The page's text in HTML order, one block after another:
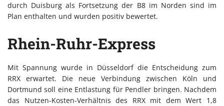
durch Duisburg als Fortsetzung der B8 im Norden sind im
Plan enthalten und wurden positiv bewertet.
Rhein-Ruhr-Express
Mit Spannung wurde in Düsseldorf die Entscheidung zum
RRX erwartet. Die neue Verbindung zwischen Köln und
Dortmund soll eine Entlastung für Pendler bringen. Nachdem
das Nutzen-Kosten-Verhältnis des RRX mit dem Wert 1,8